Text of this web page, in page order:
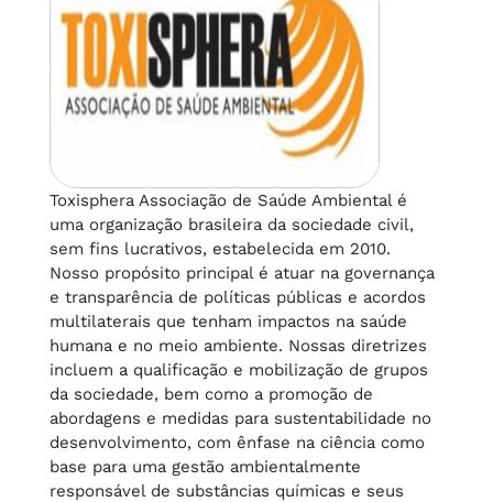
Toxisphera Associação de Saúde Ambiental é
uma organização brasileira da sociedade civil,
sem fins lucrativos, estabelecida em 2010.
Nosso propósito principal é atuar na governança
e transparência de políticas públicas e acordos
multilaterais que tenham impactos na saúde
humana e no meio ambiente. Nossas diretrizes
incluem a qualificação e mobilização de grupos
da sociedade, bem como a promoção de
abordagens e medidas para sustentabilidade no
desenvolvimento, com ênfase na ciência como
base para uma gestão ambientalmente
responsável de substâncias químicas e seus